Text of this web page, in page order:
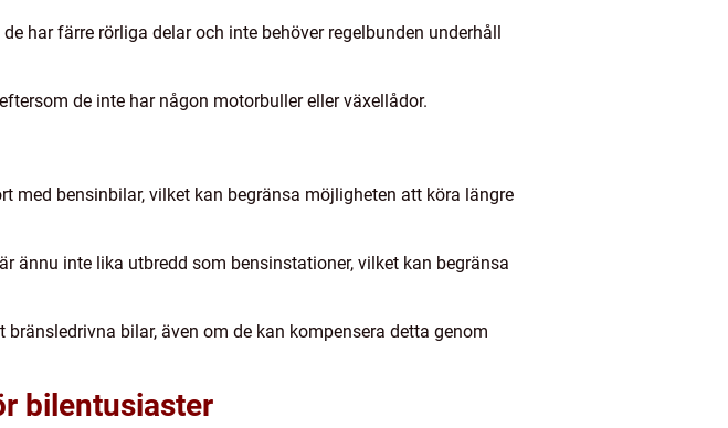
har färre rörliga delar och inte behöver regelbunden underhåll
de inte har någon motorbuller eller växellådor.
med bensinbilar, vilket kan begränsa möjligheten att köra längre
inte lika utbredd som bensinstationer, vilket kan begränsa
bilar, även om de kan kompensera detta genom
bilentusiaster